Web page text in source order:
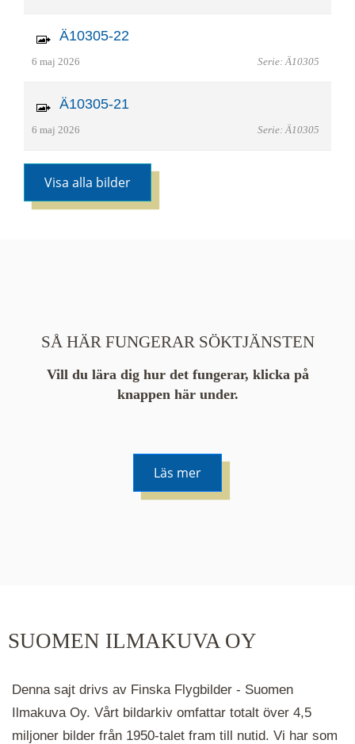
Ä10305-22
6 maj 2026 Serie: Ä10305
Ä10305-21
6 maj 2026 Serie: Ä10305
Visa alla bilder
SÅ HÄR FUNGERAR SÖKTJÄNSTEN
Vill du lära dig hur det fungerar, klicka på
knappen här under.
Läs mer
hålla ned ctrl-tangenten och scrolla.
SUOMEN ILMAKUVA OY
Denna sajt drivs av Finska Flygbilder - Suomen
Ilmakuva Oy. Vårt bildarkiv omfattar totalt över 4,5
miljoner bilder från 1950-talet fram till nutid. Vi har som